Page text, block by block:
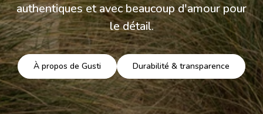
authentiques et avec beaucoup d'amour pour
le détail.
À propos de Gusti Durabilité & transparence